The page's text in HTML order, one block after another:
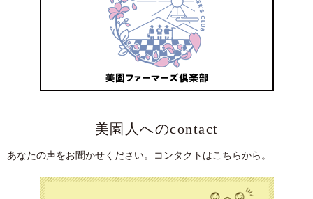
美園人へのcontact
あなたの声をお聞かせください。コンタクトはこちらから。